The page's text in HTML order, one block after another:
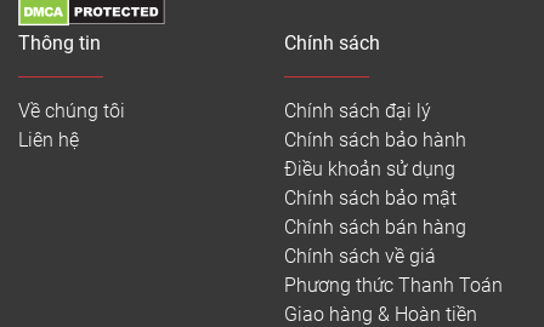
Sàn gỗ
Balterio
190,5*1257*12
455.000
Sàn gỗ
Binyl Pro
192*1285*12
132*1285*12
LH Đức
1220*114*12
1220*128*12
395.000
495.000
Thông tin
Về chúng tôi
Liên hệ
Chính sách
Chính sách đại lý
Chính sách bảo hành
Điều khoản sử dụng
Chính sách bảo mật
Chính sách bán hàng
Chính sách về giá
Phương thức Thanh Toán
Giao hàng & Hoàn tiền